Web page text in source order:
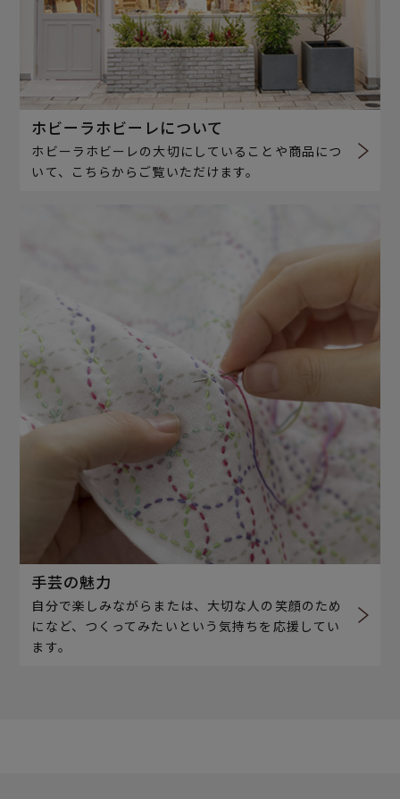
ホビーラホビーレについて
ホビーラホビーレの大切にしていることや商品につ
いて、こちらからご覧いただけます。
手芸の魅力
自分で楽しみながらまたは、大切な人の笑顔のため
になど、つくってみたいという気持ちを応援してい
ます。